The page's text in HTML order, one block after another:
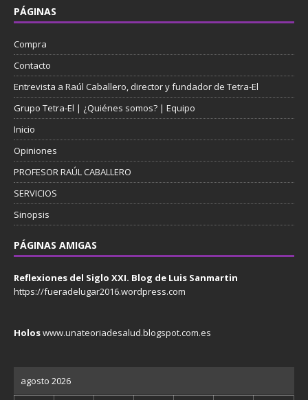
PÁGINAS
Compra
Contacto
Entrevista a Raúl Caballero, director y fundador de Tetra-El
Grupo Tetra-El | ¿Quiénes somos? | Equipo
Inicio
Opiniones
PROFESOR RAÚL CABALLERO
SERVICIOS
Sinopsis
PÁGINAS AMIGAS
Reflexiones del Siglo XXI. Blog de Luis Sanmartin
https://fueradelugar2016.wordpress.com
Holoswww.unateoriadesalud.blogspot.com.es
agosto 2026